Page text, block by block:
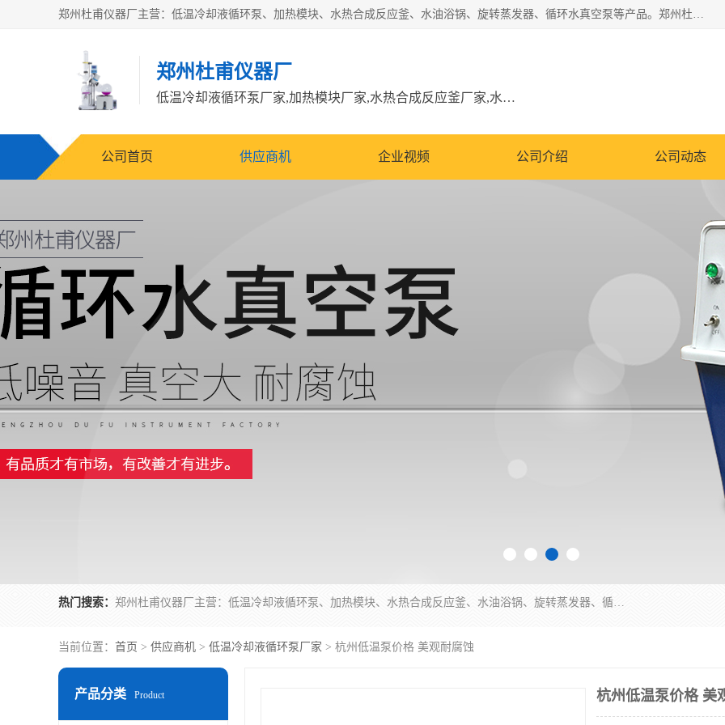
郑州杜甫仪器厂主营：低温冷却液循环泵、加热模块、水热合成反应釜、水油浴锅、旋转蒸发器、循环水真空泵等产品。郑州杜甫仪器厂在众多的教学仪器行业中依靠科技力量扬长避短、迅速发展，成为国家教委*生产教学仪器的厂家，产品具有国内良好水平，主导产品通过ISO9002质量认证。
郑州杜甫仪器厂
低温冷却液循环泵厂家,加热模块厂家,水热合成反应釜厂家,水油浴锅厂家,旋转蒸发器厂家
公司首页 供应商机 企业视频 公司介绍 公司动态
热门搜索： 郑州杜甫仪器厂主营：低温冷却液循环泵、加热模块、水热合成反应釜、水油浴锅、旋转蒸发器、循环水真空泵等产品。郑州杜甫仪器厂在众多的教学仪器行业中依靠科技力量扬长避短、迅速发展，成为国家教委*生产教学仪器的厂家，产品具有国内良好水平，主导产品通过ISO9002质量认证。
当前位置： 首页 > 供应商机 > 低温冷却液循环泵厂家 > 杭州低温泵价格 美观耐腐蚀
产品分类 Product 杭州低温泵价格 美